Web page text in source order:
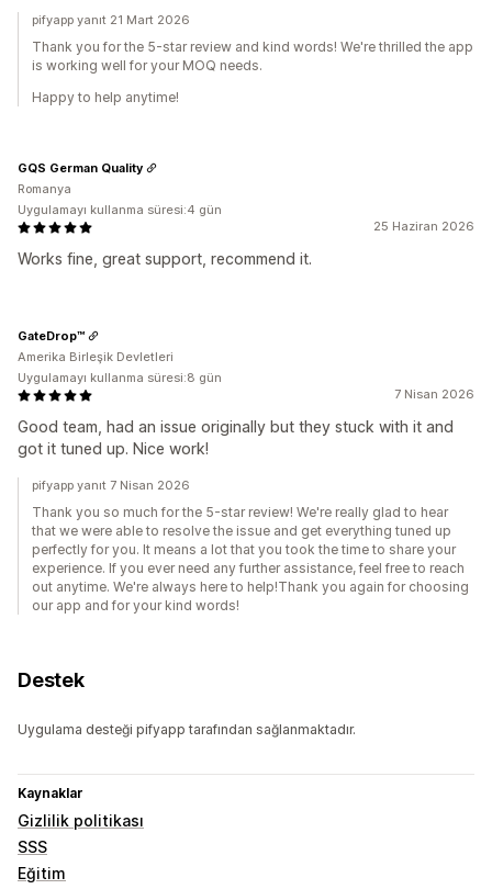
pifyapp yanıt 21 Mart 2026
Thank you for the 5-star review and kind words! We're thrilled the app
is working well for your MOQ needs.
Happy to help anytime!
25 Haziran 2026
Works fine, great support, recommend it.
GQS German Quality
Romanya
Uygulamayı kullanma süresi:4 gün
7 Nisan 2026
Good team, had an issue originally but they stuck with it and
got it tuned up. Nice work!
GateDrop™
Amerika Birleşik Devletleri
Uygulamayı kullanma süresi:8 gün
pifyapp yanıt 7 Nisan 2026
Thank you so much for the 5-star review! We're really glad to hear
that we were able to resolve the issue and get everything tuned up
perfectly for you. It means a lot that you took the time to share your
experience. If you ever need any further assistance, feel free to reach
out anytime. We're always here to help!Thank you again for choosing
our app and for your kind words!
Destek
Uygulama desteği pifyapp tarafından sağlanmaktadır.
Kaynaklar
Gizlilik politikası
SSS
Eğitim